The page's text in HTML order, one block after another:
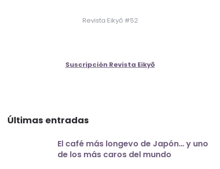
Revista Eikyō #52
Suscripción Revista Eikyō
Últimas entradas
El café más longevo de Japón… y uno
de los más caros del mundo